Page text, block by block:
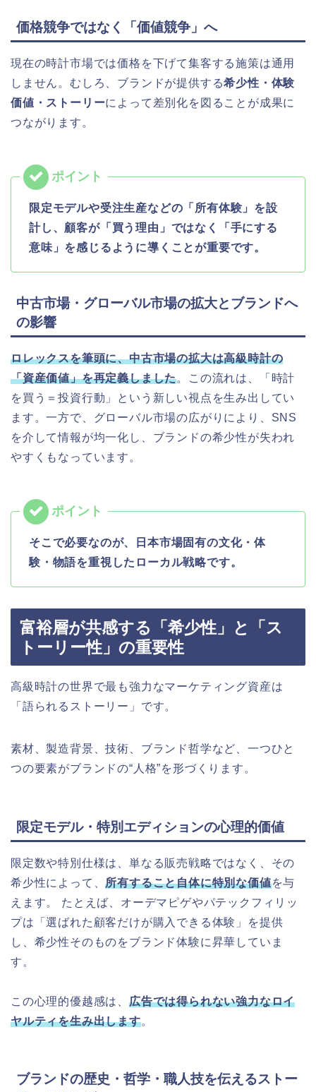
価格競争ではなく「価値競争」へ
現在の時計市場では価格を下げて集客する施策は通用
しません。むしろ、ブランドが提供する希少性・体験
価値・ストーリーによって差別化を図ることが成果に
つながります。
限定モデルや受注生産などの「所有体験」を設
計し、顧客が「買う理由」ではなく「手にする
意味」を感じるように導くことが重要です。
中古市場・グローバル市場の拡大とブランドへ
の影響
ロレックスを筆頭に、中古市場の拡大は高級時計の
「資産価値」を再定義しました。この流れは、「時計
を買う＝投資行動」という新しい視点を生み出してい
ます。一方で、グローバル市場の広がりにより、SNS
を介して情報が均一化し、ブランドの希少性が失われ
やすくもなっています。
そこで必要なのが、日本市場固有の文化・体
験・物語を重視したローカル戦略です。
富裕層が共感する「希少性」と「ス
トーリー性」の重要性
高級時計の世界で最も強力なマーケティング資産は
「語られるストーリー」です。
素材、製造背景、技術、ブランド哲学など、一つひと
つの要素がブランドの“人格”を形づくります。
限定モデル・特別エディションの心理的価値
限定数や特別仕様は、単なる販売戦略ではなく、その
希少性によって、所有すること自体に特別な価値を与
えます。 たとえば、オーデマピゲやパテックフィリッ
プは「選ばれた顧客だけが購入できる体験」を提供
し、希少性そのものをブランド体験に昇華していま
す。
この心理的優越感は、 広告では得られない強力なロイ
ヤルティを生み出します。
ブランドの歴史・哲学・職人技を伝えるストー